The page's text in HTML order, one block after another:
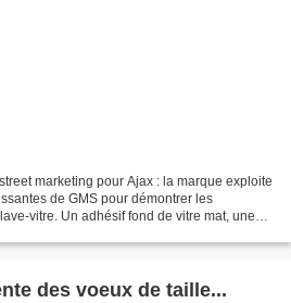
marketing pour Ajax : la marque exploite
de GMS pour démontrer les
vitre. Un adhésif fond de vitre mat, une
des voeux de taille...